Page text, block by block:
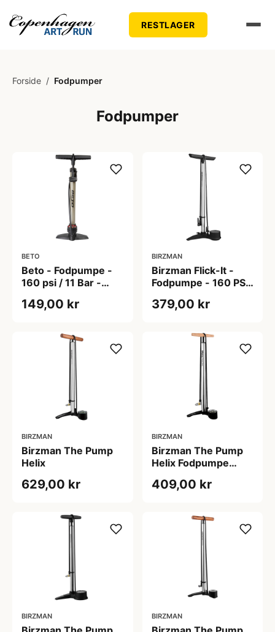
RESTLAGER
Forside / Fodpumper
Fodpumper
BETO
Beto - Fodpumpe -
160 psi / 11 Bar -
FV - Manometer
149,00 kr
BIRZMAN
Birzman Flick-It -
Fodpumpe - 160 PSI
379,00 kr
BIRZMAN
Birzman The Pump
Helix
629,00 kr
BIRZMAN
Birzman The Pump
Helix Fodpumpe
409,00 kr
BIRZMAN BIRZMAN